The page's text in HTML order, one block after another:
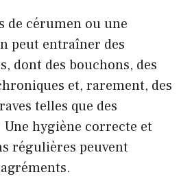
de cérumen ou une
peut entraîner des
dont des bouchons, des
et, rarement, des
telles que des
Une hygiène correcte et
régulières peuvent